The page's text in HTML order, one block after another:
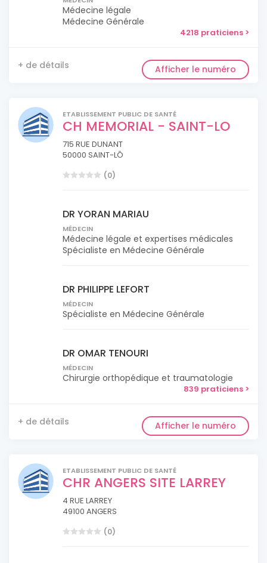
Médecine légale
Médecine Générale
4218 praticiens >
+ de détails Afficher le numéro
ETABLISSEMENT PUBLIC DE SANTÉ
CH MEMORIAL - SAINT-LO
715 RUE DUNANT
50000 SAINT-LÔ
(0)
DR YORAN MARIAU
MÉDECIN
Médecine légale et expertises médicales
Spécialiste en Médecine Générale
DR PHILIPPE LEFORT
MÉDECIN
Spécialiste en Médecine Générale
DR OMAR TENOURI
MÉDECIN
Chirurgie orthopédique et traumatologie
839 praticiens >
+ de détails Afficher le numéro
ETABLISSEMENT PUBLIC DE SANTÉ
CHR ANGERS SITE LARREY
4 RUE LARREY
49100 ANGERS
(0)